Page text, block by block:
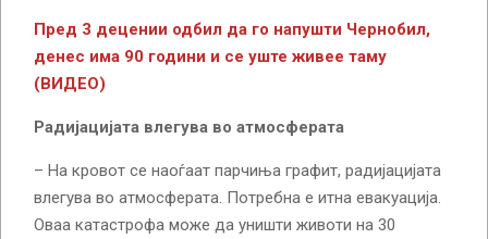
Пред 3 децении одбил да го напушти Чернобил,
денес има 90 години и се уште живее таму
(ВИДЕО)
Радијацијата влегува во атмосферата
– На кровот се наоѓаат парчиња графит, радијацијата
влегува во атмосферата. Потребна е итна евакуација.
Оваа катастрофа може да уништи животи на 30